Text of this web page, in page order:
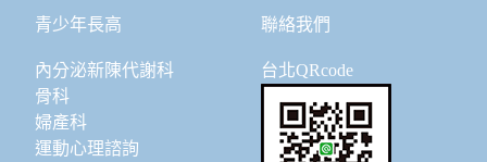
青少年長高
內分泌新陳代謝科
骨科
婦產科
運動心理諮詢
聯絡我們
台北QRcode